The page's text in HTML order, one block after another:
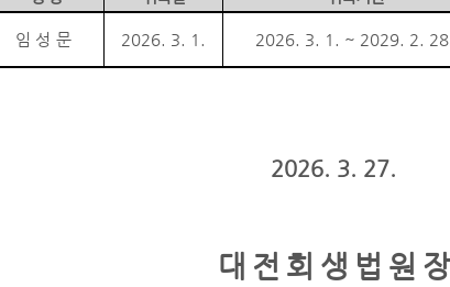
임성문 2026. 3. 1. 2026. 3. 1. ~ 2029. 2. 28.
2026. 3. 27.
대 전 회 생 법 원 장